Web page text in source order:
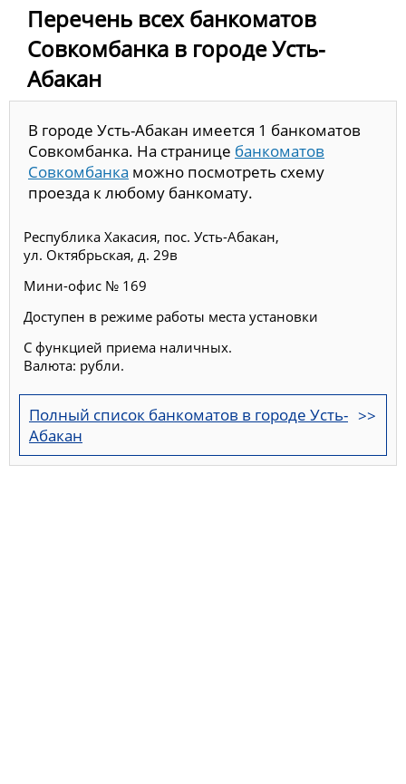
Перечень всех банкоматов
Совкомбанка в городе Усть-
Абакан
В городе Усть-Абакан имеется 1 банкоматов
Совкомбанка. На странице банкоматов
Совкомбанка можно посмотреть схему
проезда к любому банкомату.
Республика Хакасия, пос. Усть-Абакан,
ул. Октябрьская, д. 29в
Мини-офис № 169
Доступен в режиме работы места установки
С функцией приема наличных.
Валюта: рубли.
Полный список банкоматов в городе Усть-
Абакан